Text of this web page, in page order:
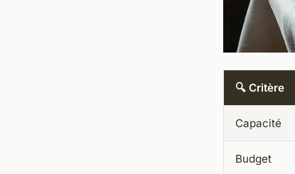
🔍 Critère
Capacité
Budget